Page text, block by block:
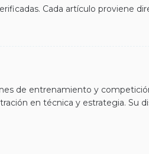
Cada artículo proviene
de entrenamiento y
en técnica y estrategia. Su